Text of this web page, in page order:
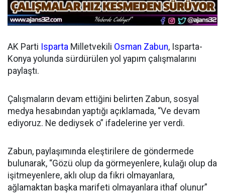
AK Parti Isparta Milletvekili Osman Zabun, Isparta-
Konya yolunda sürdürülen yol yapım çalışmalarını
paylaştı.
Çalışmaların devam ettiğini belirten Zabun, sosyal
medya hesabından yaptığı açıklamada, “Ve devam
ediyoruz. Ne dediysek o” ifadelerine yer verdi.
Zabun, paylaşımında eleştirilere de göndermede
bulunarak, “Gözü olup da görmeyenlere, kulağı olup da
işitmeyenlere, aklı olup da fikri olmayanlara,
ağlamaktan başka marifeti olmayanlara ithaf olunur”